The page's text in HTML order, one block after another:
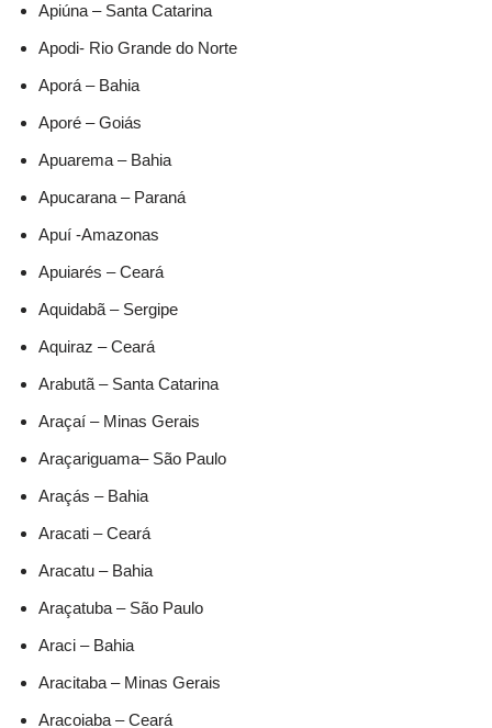
Apiúna – Santa Catarina
Apodi- Rio Grande do Norte
Aporá – Bahia
Aporé – Goiás
Apuarema – Bahia
Apucarana – Paraná
Apuí -Amazonas
Apuiarés – Ceará
Aquidabã – Sergipe
Aquiraz – Ceará
Arabutã – Santa Catarina
Araçaí – Minas Gerais
Araçariguama– São Paulo
Araçás – Bahia
Aracati – Ceará
Aracatu – Bahia
Araçatuba – São Paulo
Araci – Bahia
Aracitaba – Minas Gerais
Aracoiaba – Ceará